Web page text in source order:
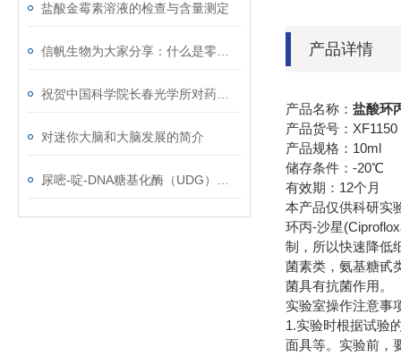
盐酸金霉素溶液的检查与含量测定
对迷你大脑和大脑发展的简介
产品详情
产品名称： 盐酸环
产品货号：XF1150
产品规格：10ml
储存条件：-20℃
有效期：12个月
本产品仅供科研实
环丙-沙星
制，所以快速降低
菌素类，氨基糖甙
菌具有抗菌作用。
实验室操作注意事
1.实验时根据试验
面具等。实验前，